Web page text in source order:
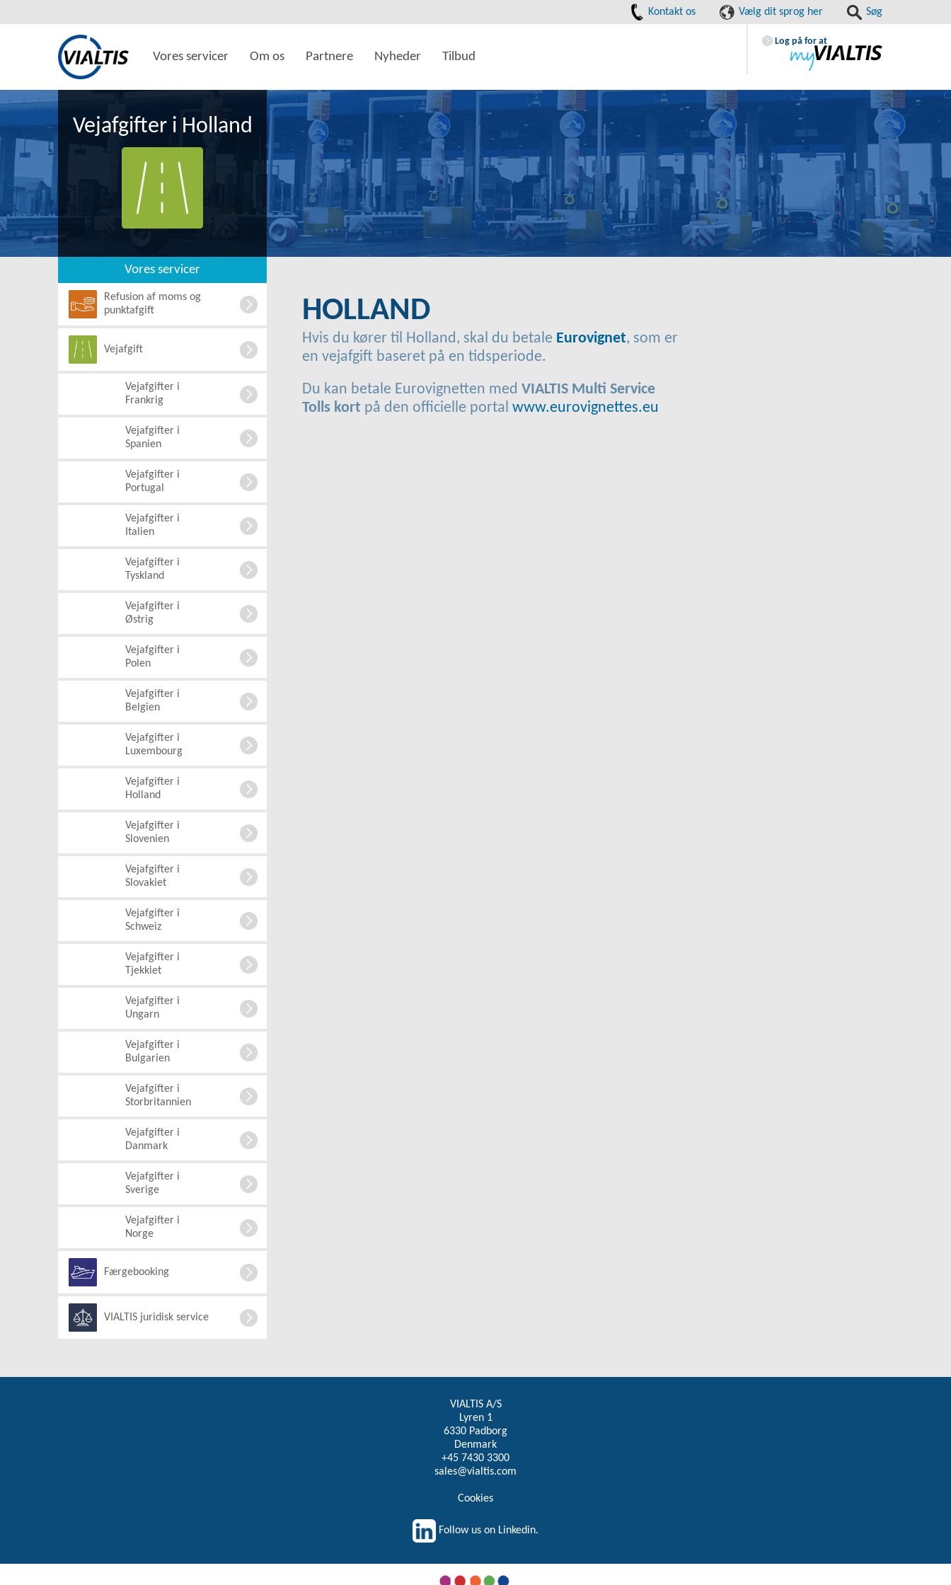
Kontakt os Vælg dit sprog her Søg
Vores servicer Om os Partnere Nyheder Tilbud
Log på for at
Vejafgifter i Holland
Vores servicer
Refusion af moms og
punktafgift
Vejafgift
Vejafgifter i
Frankrig
Vejafgifter i
Spanien
Vejafgifter i
Portugal
Vejafgifter i
Italien
Vejafgifter i
Tyskland
Vejafgifter i
Østrig
Vejafgifter i
Polen
Vejafgifter i
Belgien
Vejafgifter i
Luxembourg
Vejafgifter i
Holland
Vejafgifter i
Slovenien
Vejafgifter i
Slovakiet
Vejafgifter i
Schweiz
Vejafgifter i
Tjekkiet
Vejafgifter i
Ungarn
Vejafgifter i
Bulgarien
Vejafgifter i
Storbritannien
Vejafgifter i
Danmark
Vejafgifter i
Sverige
Vejafgifter i
Norge
Færgebooking
VIALTIS juridisk service
HOLLAND
Hvis du kører til Holland, skal du betale Eurovignet, som er
en vejafgift baseret på en tidsperiode.
Du kan betale Eurovignetten med VIALTIS Multi Service
Tolls kort på den officielle portal www.eurovignettes.eu
VIALTIS A/S
Lyren 1
6330 Padborg
Denmark
+45 7430 3300
sales@vialtis.com
Cookies
Follow us on Linkedin.